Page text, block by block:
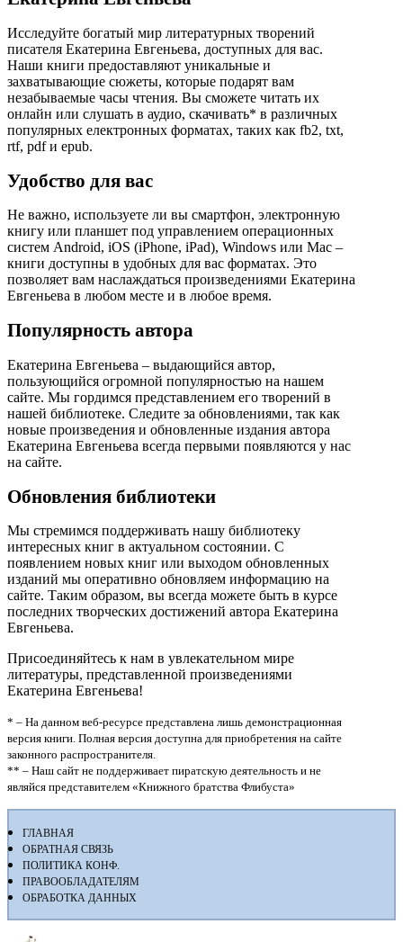
Исследуйте богатый мир литературных творений
писателя Екатерина Евгеньева, доступных для вас.
Наши книги предоставляют уникальные и
захватывающие сюжеты, которые подарят вам
незабываемые часы чтения. Вы сможете читать их
онлайн или слушать в аудио, скачивать* в различных
популярных електронных форматах, таких как fb2, txt,
rtf, pdf и epub.
Удобство для вас
Не важно, используете ли вы смартфон, электронную
книгу или планшет под управлением операционных
систем Android, iOS (iPhone, iPad), Windows или Mac –
книги доступны в удобных для вас форматах. Это
позволяет вам наслаждаться произведениями Екатерина
Евгеньева в любом месте и в любое время.
Популярность автора
Екатерина Евгеньева – выдающийся автор,
пользующийся огромной популярностью на нашем
сайте. Мы гордимся представлением его творений в
нашей библиотеке. Следите за обновлениями, так как
новые произведения и обновленные издания автора
Екатерина Евгеньева всегда первыми появляются у нас
на сайте.
Обновления библиотеки
Мы стремимся поддерживать нашу библиотеку
интересных книг в актуальном состоянии. С
появлением новых книг или выходом обновленных
изданий мы оперативно обновляем информацию на
сайте. Таким образом, вы всегда можете быть в курсе
последних творческих достижений автора Екатерина
Евгеньева.
Присоединяйтесь к нам в увлекательном мире
литературы, представленной произведениями
Екатерина Евгеньева!
* – На данном веб-ресурсе представлена лишь демонстрационная
версия книги. Полная версия доступна для приобретения на сайте
законного распространителя.
** – Наш сайт не поддерживает пиратскую деятельность и не
являйся представителем «Книжного братства Флибуста»
ГЛАВНАЯ
ОБРАТНАЯ СВЯЗЬ
ПОЛИТИКА КОНФ.
ПРАВООБЛАДАТЕЛЯМ
ОБРАБОТКА ДАННЫХ